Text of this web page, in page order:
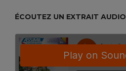
ÉCOUTEZ UN EXTRAIT AUDIO